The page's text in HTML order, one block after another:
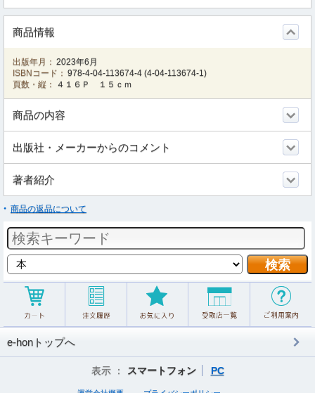
商品情報
出版年月： 2023年6月
ISBNコード： 978-4-04-113674-4 (4-04-113674-1)
頁数・縦：
４１６Ｐ １５ｃｍ
商品の内容
出版社・メーカーからのコメント
著者紹介
商品の返品について
e-honトップへ
表示 ： スマートフォン PC